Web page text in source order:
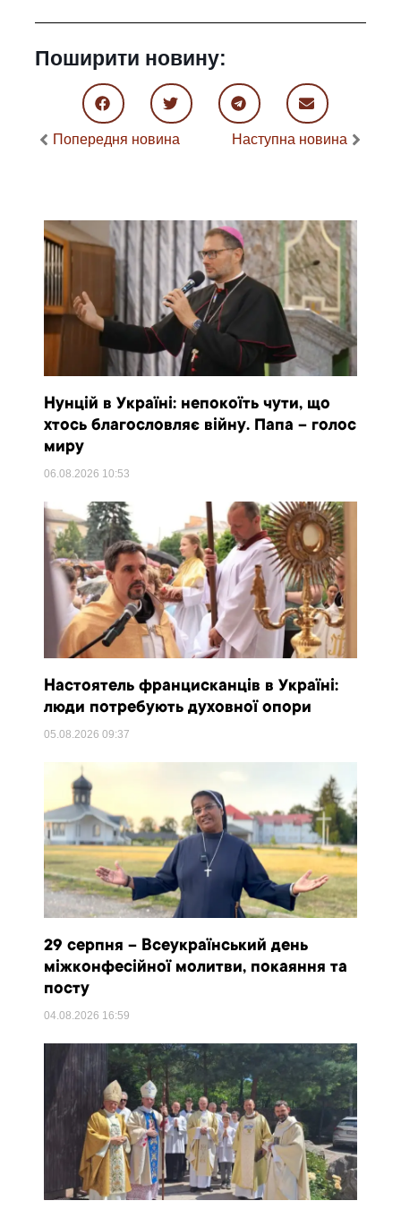
Поширити новину:
Попередня новина Наступна новина
Нунцій в Україні: непокоїть чути, що
хтось благословляє війну. Папа – голос
миру
06.08.2026 10:53
Настоятель францисканців в Україні:
люди потребують духовної опори
05.08.202609:37
29 серпня – Всеукраїнський день
міжконфесійної молитви, покаяння та
посту
04.08.2026 16:59